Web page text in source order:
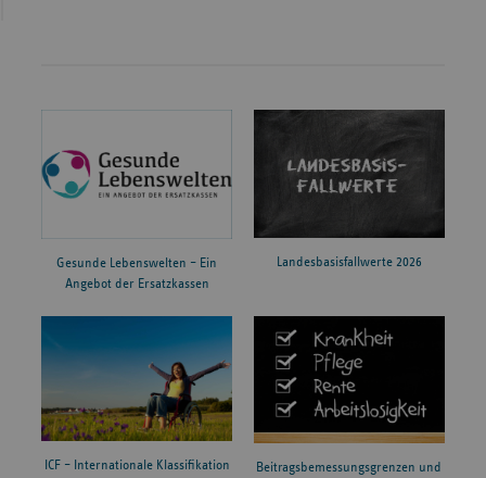
Gesunde Lebenswelten – Ein
Angebot der Ersatzkassen
Landesbasisfallwerte 2026
ICF – Internationale Klassifikation
Beitragsbemessungsgrenzen und